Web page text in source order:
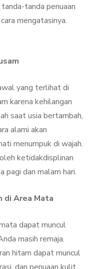
tanda penuaan
mengatasinya.
yang terlihat di
karena kehilangan
saat usia bertambah,
alami akan
menumpuk di wajah.
ketidakdisplinan
pagi dan malam hari.
di Area Mata
dapat muncul
masih remaja.
hitam dapat muncul